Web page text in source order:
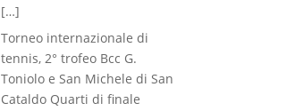
[…]
Torneo internazionale di
tennis, 2° trofeo Bcc G.
Toniolo e San Michele di San
Cataldo Quarti di finale